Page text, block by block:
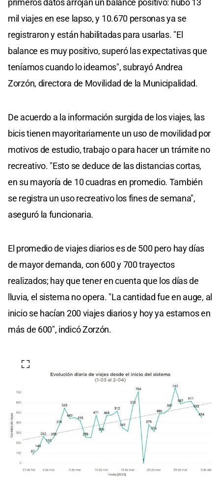
mil viajes en ese lapso, y 10.670 personas ya se
registraron y están habilitadas para usarlas. "El
balance es muy positivo, superó las expectativas que
teníamos cuando lo ideamos", subrayó Andrea
Zorzón, directora de Movilidad de la Municipalidad.
De acuerdo a la información surgida de los viajes, las
bicis tienen mayoritariamente un uso de movilidad por
motivos de estudio, trabajo o para hacer un trámite no
recreativo. "Esto se deduce de las distancias cortas,
en su mayoría de 10 cuadras en promedio. También
se registra un uso recreativo los fines de semana",
aseguró la funcionaria.
El promedio de viajes diarios es de 500 pero hay días
de mayor demanda, con 600 y 700 trayectos
realizados; hay que tener en cuenta que los días de
lluvia, el sistema no opera. "La cantidad fue en auge, al
inicio se hacían 200 viajes diarios y hoy ya estamos en
más de 600", indicó Zorzón.